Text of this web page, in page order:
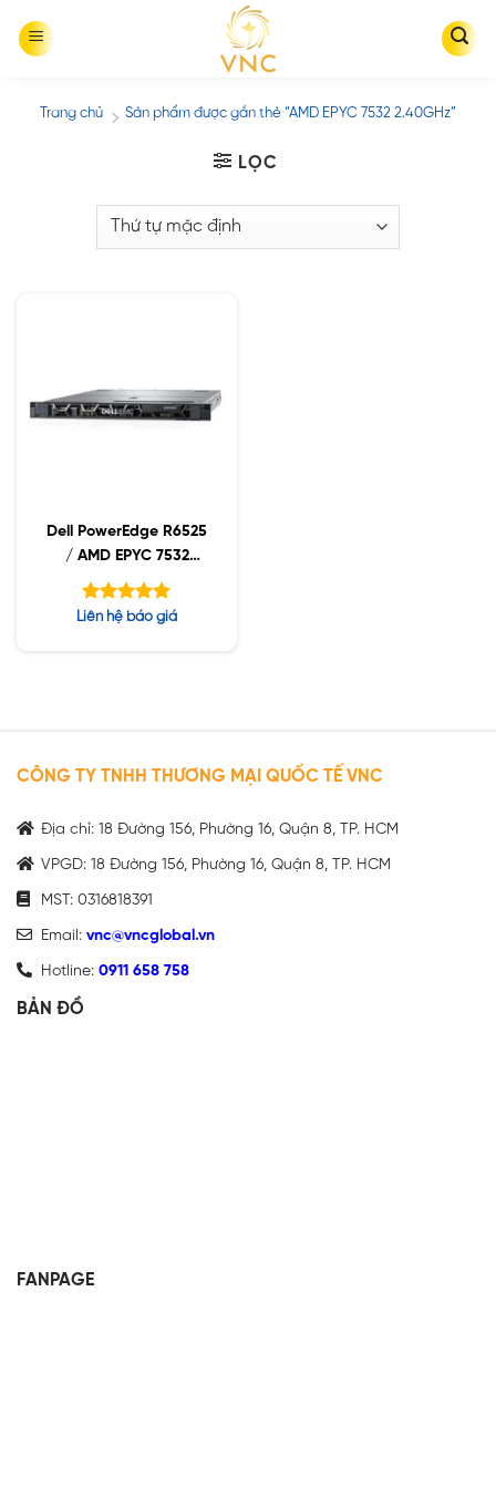
Trang chủ / Sản phẩm được gắn thẻ “AMD EPYC 7532 2.40GHz”
LỌC
Dell PowerEdge R6525
/ AMD EPYC 7532
2.40GHz / 32GB
RDIMM / 960GB NVMe
Được xếp
Liên hệ báo giá
CÔNG TY TNHH THƯƠNG MẠI QUỐC TẾ VNC
Địa chỉ: 18 Đường 156, Phường 16, Quận 8, TP. HCM
VPGD: 18 Đường 156, Phường 16, Quận 8, TP. HCM
MST: 0316818391
Email: vnc@vncglobal.vn
Hotline: 0911 658 758
BẢN ĐỒ
FANPAGE